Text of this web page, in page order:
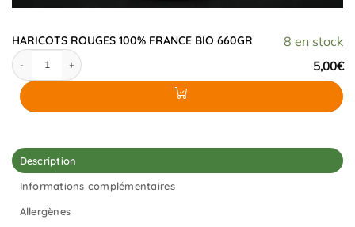
8 en stock
HARICOTS ROUGES 100% FRANCE BIO 660GR
5,00€
quantité de HARICOTS ROUGES 100% FRANCE BIO 660GR
Description
Informations complémentaires
Allergènes